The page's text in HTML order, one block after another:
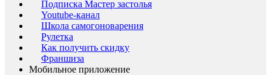
Подписка Мастер застолья
Youtube-канал
Школа самогоноварения
Рулетка
Как получить скидку
Франшиза
Мобильное приложение